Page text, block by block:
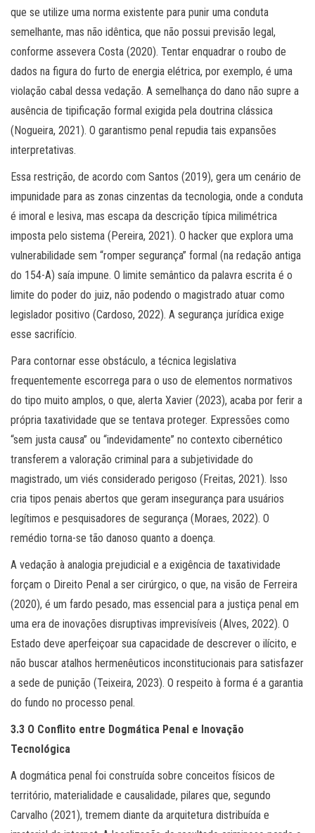
que se utilize uma norma existente para punir uma conduta
semelhante, mas não idêntica, que não possui previsão legal,
conforme assevera Costa (2020). Tentar enquadrar o roubo de
dados na figura do furto de energia elétrica, por exemplo, é uma
violação cabal dessa vedação. A semelhança do dano não supre a
ausência de tipificação formal exigida pela doutrina clássica
(Nogueira, 2021). O garantismo penal repudia tais expansões
interpretativas.
Essa restrição, de acordo com Santos (2019), gera um cenário de
impunidade para as zonas cinzentas da tecnologia, onde a conduta
é imoral e lesiva, mas escapa da descrição típica milimétrica
imposta pelo sistema (Pereira, 2021). O hacker que explora uma
vulnerabilidade sem “romper segurança” formal (na redação antiga
do 154-A) saía impune. O limite semântico da palavra escrita é o
limite do poder do juiz, não podendo o magistrado atuar como
legislador positivo (Cardoso, 2022). A segurança jurídica exige
esse sacrifício.
Para contornar esse obstáculo, a técnica legislativa
frequentemente escorrega para o uso de elementos normativos
do tipo muito amplos, o que, alerta Xavier (2023), acaba por ferir a
própria taxatividade que se tentava proteger. Expressões como
“sem justa causa” ou “indevidamente” no contexto cibernético
transferem a valoração criminal para a subjetividade do
magistrado, um viés considerado perigoso (Freitas, 2021). Isso
cria tipos penais abertos que geram insegurança para usuários
legítimos e pesquisadores de segurança (Moraes, 2022). O
remédio torna-se tão danoso quanto a doença.
A vedação à analogia prejudicial e a exigência de taxatividade
forçam o Direito Penal a ser cirúrgico, o que, na visão de Ferreira
(2020), é um fardo pesado, mas essencial para a justiça penal em
uma era de inovações disruptivas imprevisíveis (Alves, 2022). O
Estado deve aperfeiçoar sua capacidade de descrever o ilícito, e
não buscar atalhos hermenêuticos inconstitucionais para satisfazer
a sede de punição (Teixeira, 2023). O respeito à forma é a garantia
do fundo no processo penal.
3.3 O Conflito entre Dogmática Penal e Inovação
Tecnológica
A dogmática penal foi construída sobre conceitos físicos de
território, materialidade e causalidade, pilares que, segundo
Carvalho (2021), tremem diante da arquitetura distribuída e